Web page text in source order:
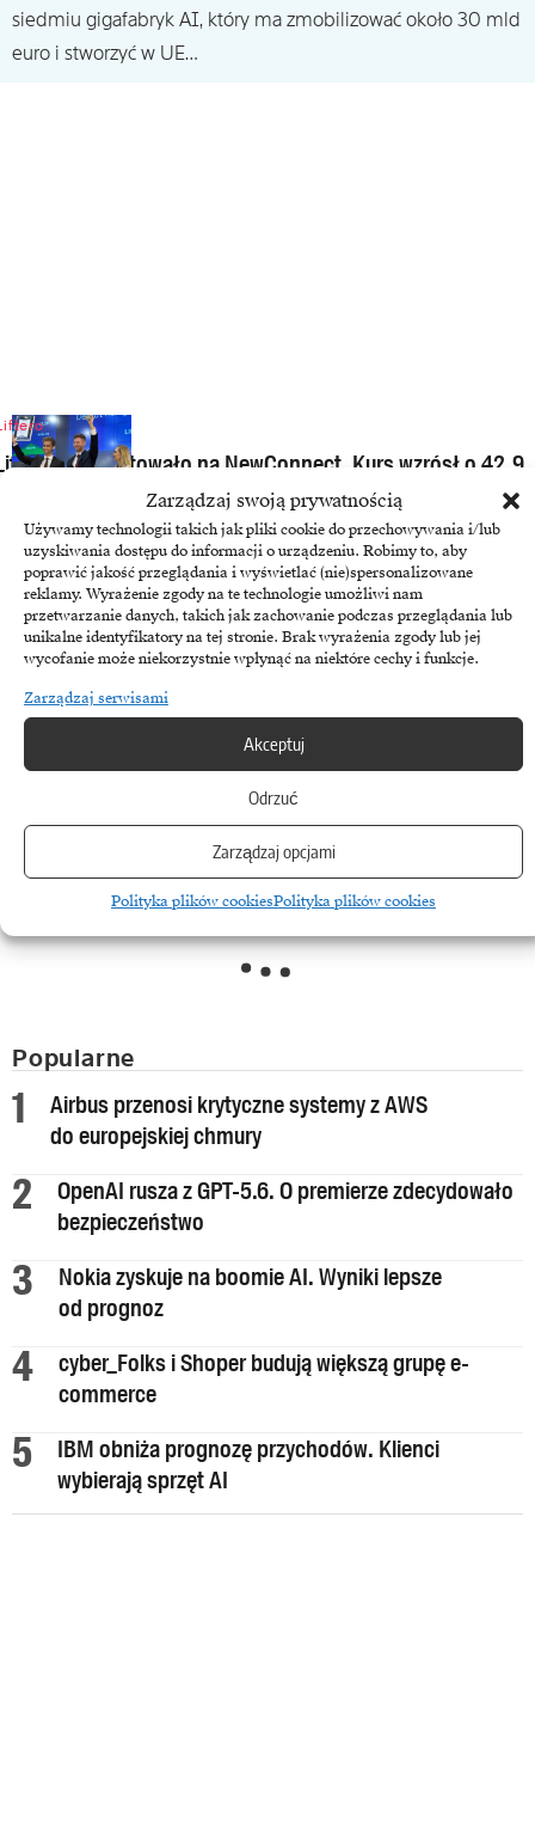
Zarządzaj swoją prywatnością
Używamy technologii takich jak pliki cookie do przechowywania i/lub
uzyskiwania dostępu do informacji o urządzeniu. Robimy to, aby
poprawić jakość przeglądania i wyświetlać (nie)spersonalizowane
reklamy. Wyrażenie zgody na te technologie umożliwi nam
przetwarzanie danych, takich jak zachowanie podczas przeglądania lub
unikalne identyfikatory na tej stronie. Brak wyrażenia zgody lub jej
wycofanie może niekorzystnie wpłynąć na niektóre cechy i funkcje.
Zarządzaj serwisami
Akceptuj
Odrzuć
Zarządzaj opcjami
Polityka plików cookiesPolityka plików cookies
siedmiu gigafabryk AI, który ma zmobilizować około 30 mld
euro i stworzyć w UE…
zadebiutowało na NewConnect. Kurs wzrósł o 42,9
czerwca, 2026
Wyselekcjonowane specjalnie dla Ciebie treści w oparciu o Twoje preferencje
myBIT.
Popularne
Airbus przenosi krytyczne systemy z AWS
do europejskiej chmury
OpenAI rusza z GPT-5.6. O premierze zdecydowało
bezpieczeństwo
Nokia zyskuje na boomie AI. Wyniki lepsze
od prognoz
cyber_Folks i Shoper budują większą grupę e-
commerce
IBM obniża prognozę przychodów. Klienci
wybierają sprzęt AI